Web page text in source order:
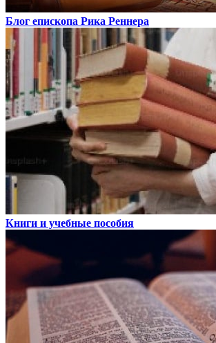
Блог епископа Рика Реннера
Книги и учебные пособия